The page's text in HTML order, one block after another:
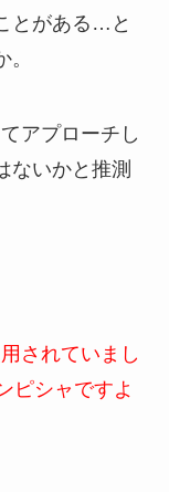
とがある…と
アプローチし
ないかと推測
されていまし
ピシャですよ